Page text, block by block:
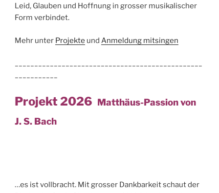
Leid, Glauben und Hoffnung in grosser musikalischer
Form verbindet.
Mehr unter Projekte und Anmeldung mitsingen
Projekt 2026 Matthäus-Passion von
J. S. Bach
…es ist vollbracht. Mit grosser Dankbarkeit schaut der